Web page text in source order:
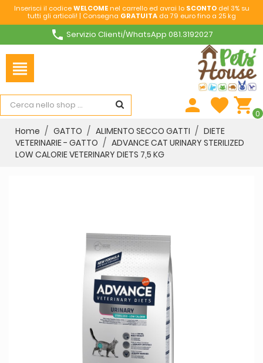
Inserisci il codiceWELCOMEnel carrello ed avrai lo SCONTOdel 3% su
tutti gli articoli! | Consegna GRATUITAda 79 euro fino a 25 kg
phone Servizio Clienti/WhatsApp 081.3192027
view_headline
person favorite shopping_cart0
Home GATTO ALIMENTO SECCO GATTI
DIETE
VETERINARIE - GATTO
ADVANCE CAT URINARY STERILIZED
LOW CALORIE VETERINARY DIETS 7,5 KG